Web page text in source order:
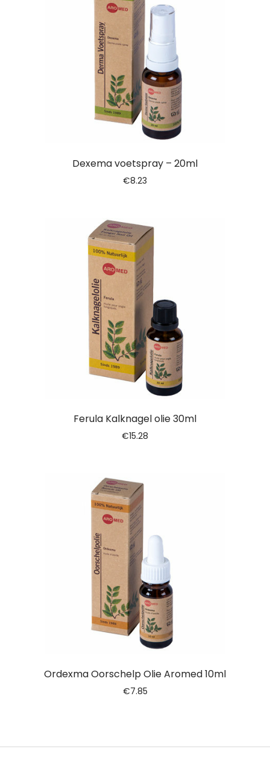
Dexema voetspray – 20ml
€8.23
Ferula Kalknagel olie 30ml
€15.28
Ordexma Oorschelp Olie Aromed 10ml
€7.85